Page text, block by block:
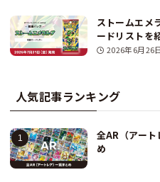
ストームエメ
ードリストを
2026年6月26
人気記事ランキング
全AR（アート
め